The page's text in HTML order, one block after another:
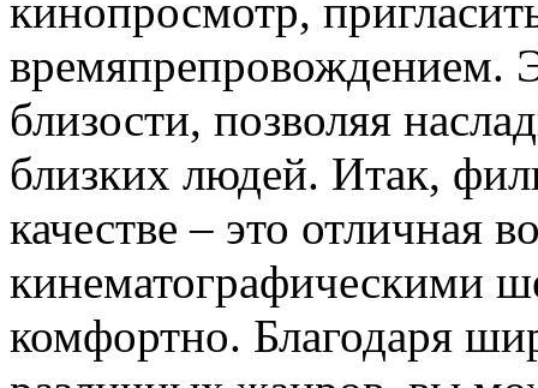
кинопросмотр,
времяпрепровождением.
близости, позволяя
близких людей. Итак,
качестве – это отличная
кинематографическими
комфортно. Благодаря